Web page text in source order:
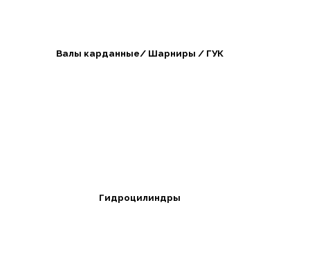
Валы карданные/ Шарниры / ГУК
Гидроцилиндры